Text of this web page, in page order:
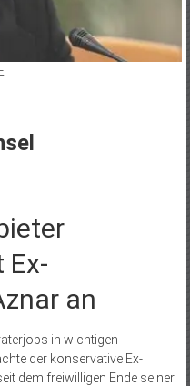
Ex-
an
in wichtigen
der konservative Ex-
dem freiwilligen Ende seiner